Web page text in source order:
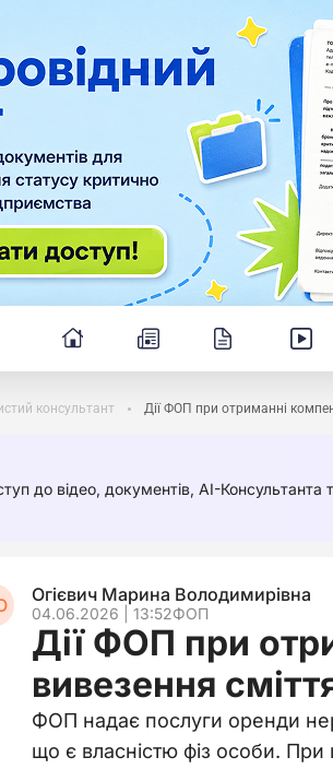
консультант Дії ФОП при отриманні
до відео, документів, AI-Консультанта
Огієвич Марина Володимирівна
04.06.2026 | 13:52ФОП
Дії ФОП при
вивезення
ФОП надає послуги оренди
що є власністю фіз особи.